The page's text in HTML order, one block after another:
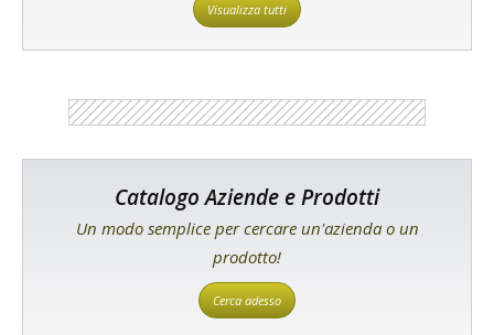
Visualizza tutti
Catalogo Aziende e Prodotti
Un modo semplice per cercare un'azienda o un
prodotto!
Cerca adesso